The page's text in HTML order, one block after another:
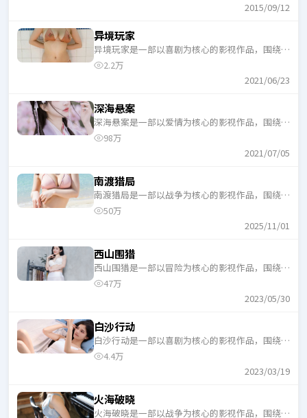
2015/09/12
异境玩家
异境玩家是一部以喜剧为核心的影视作品，围绕危
机、反转与人物成长展开，整体节奏紧凑，适合一
2.2万
2021/06/23
深海悬案
深海悬案是一部以爱情为核心的影视作品，围绕危
机、反转与人物成长展开，整体节奏紧凑，适合一
98万
2021/07/05
南渡猎局
南渡猎局是一部以战争为核心的影视作品，围绕危
机、反转与人物成长展开，整体节奏紧凑，适合一
50万
2025/11/01
西山围猎
西山围猎是一部以冒险为核心的影视作品，围绕危
机、反转与人物成长展开，整体节奏紧凑，适合一
47万
2023/05/30
白沙行动
白沙行动是一部以喜剧为核心的影视作品，围绕危
机、反转与人物成长展开，整体节奏紧凑，适合一
4.4万
2023/03/19
火海破晓
火海破晓是一部以战争为核心的影视作品，围绕危